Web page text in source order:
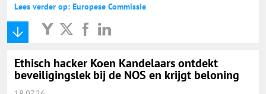
Lees verder op: Europese Commissie
Ethisch hacker Koen Kandelaars ontdekt
beveiligingslek bij de NOS en krijgt beloning